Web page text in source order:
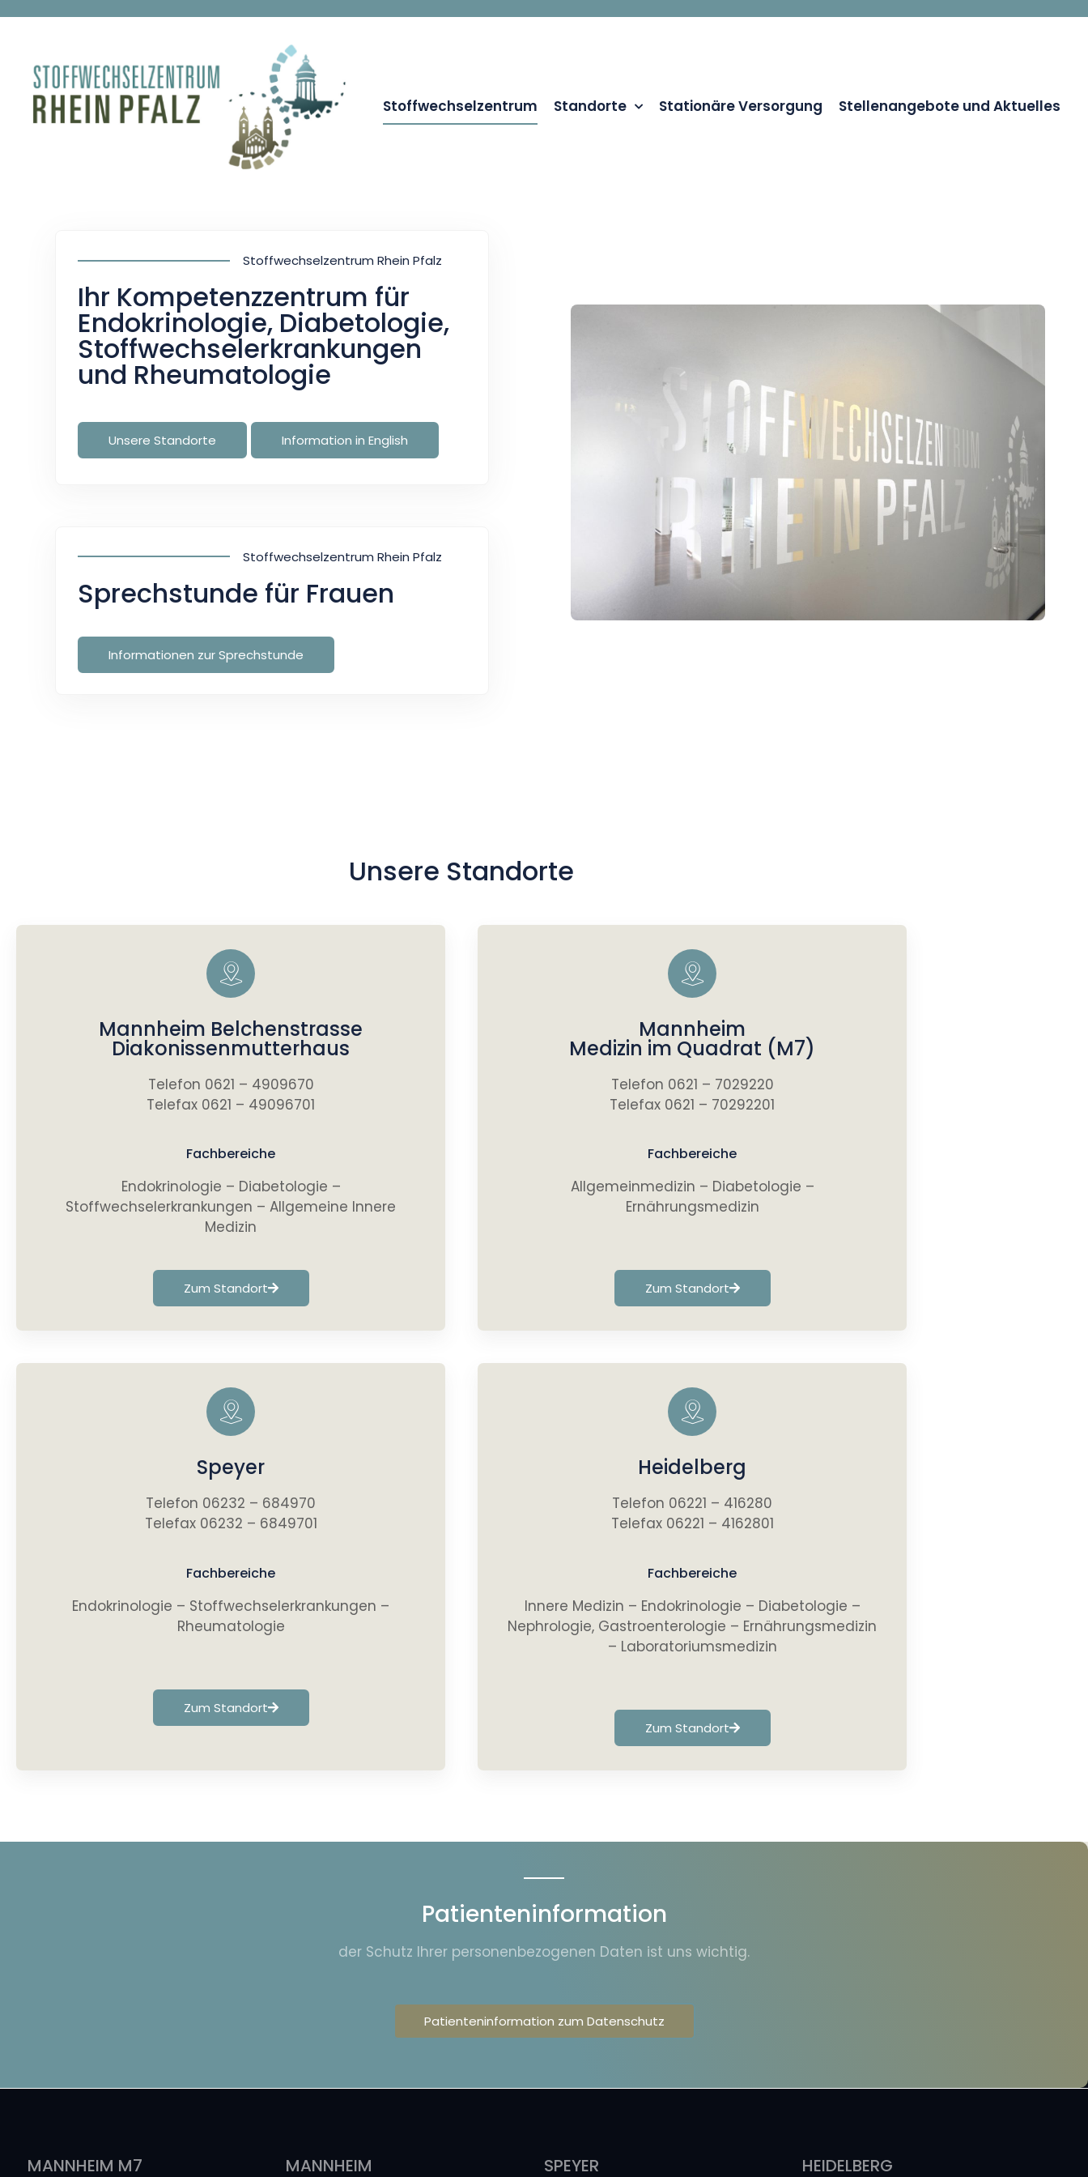
Stoffwechselzentrum Standorte Stationäre Versorgung Stellenangebote und Aktuelles
Stoffwechselzentrum Rhein Pfalz
Ihr Kompetenzzentrum für
Endokrinologie, Diabetologie,
Stoffwechselerkrankungen
und Rheumatologie
Unsere Standorte Information in English
Stoffwechselzentrum Rhein Pfalz
Sprechstunde für Frauen
Informationen zur Sprechstunde
Unsere Standorte
Mannheim Belchenstrasse
Diakonissenmutterhaus
Telefon 0621 – 4909670
Telefax 0621 – 49096701
Fachbereiche
Endokrinologie – Diabetologie –
Stoffwechselerkrankungen – Allgemeine Innere
Medizin
Zum Standort
Mannheim
Medizin im Quadrat (M7)
Telefon 0621 – 7029220
Telefax 0621 – 70292201
Fachbereiche
Allgemeinmedizin – Diabetologie –
Ernährungsmedizin
Zum Standort
Speyer
Telefon 06232 – 684970
Telefax 06232 – 6849701
Fachbereiche
Endokrinologie – Stoffwechselerkrankungen –
Rheumatologie
Zum Standort
Heidelberg
Telefon 06221 – 416280
Telefax 06221 – 4162801
Fachbereiche
Innere Medizin – Endokrinologie – Diabetologie –
Nephrologie, Gastroenterologie – Ernährungsmedizin
– Laboratoriumsmedizin
Zum Standort
Patienteninformation
der Schutz Ihrer personenbezogenen Daten ist uns wichtig.
Patienteninformation zum Datenschutz
MANNHEIM M7 MANNHEIM SPEYER HEIDELBERG